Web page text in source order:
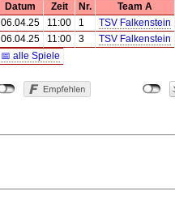
Datum Zeit Nr.
Team A
06.04.25
11:00 1
TSV Falkenstein
06.04.25
11:00 3
TSV Falkenstein
📅 alle Spiele